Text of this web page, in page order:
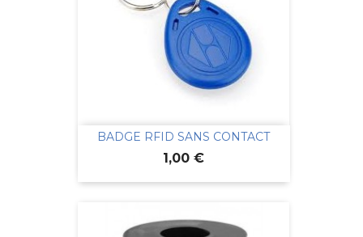
BADGE RFID SANS CONTACT
Prix
1,00 €